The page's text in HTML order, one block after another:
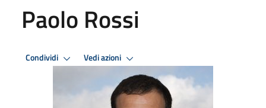
Paolo Rossi
Condividi Vedi azioni